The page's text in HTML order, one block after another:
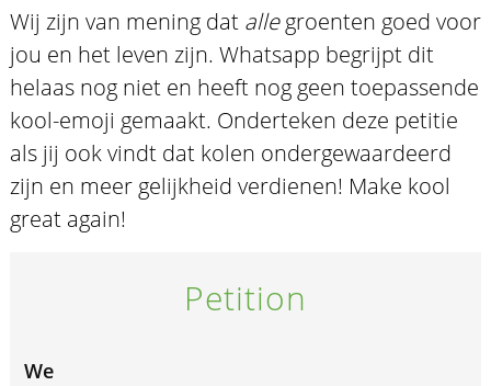
Wij zijn van mening dat allegroenten goed voor
jou en het leven zijn. Whatsapp begrijpt dit
helaas nog niet en heeft nog geen toepassende
kool-emoji gemaakt. Onderteken deze petitie
als jij ook vindt dat kolen ondergewaardeerd
zijn en meer gelijkheid verdienen! Make kool
great again!
Petition
We